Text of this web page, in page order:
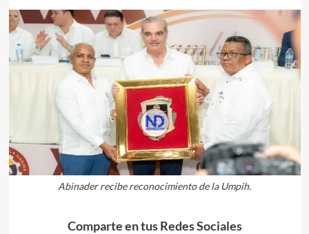
Abinader recibe reconocimiento de la Umpih.
Comparte en tus Redes Sociales